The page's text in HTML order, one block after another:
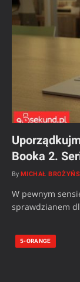
Booka 2.
By MICHAŁ
W pewnym
sprawdzianem
5-ORANGE